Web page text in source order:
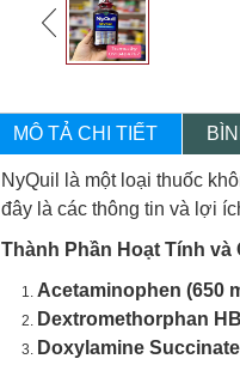
MÔ TẢ CHI TIẾT
NyQuil là một loại thuốc
đây là các thông tin và lợi
Thành Phần Hoạt Tính và
Acetaminophen (650
Dextromethorphan
Doxylamine